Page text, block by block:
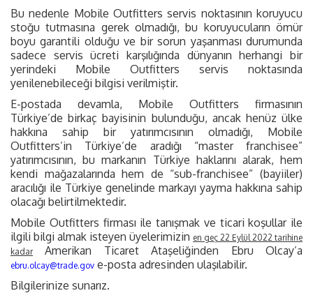
Bu nedenle Mobile Outfitters servis noktasının koruyucu
stoğu tutmasına gerek olmadığı, bu koruyucuların ömür
boyu garantili olduğu ve bir sorun yaşanması durumunda
sadece servis ücreti karşılığında dünyanın herhangi bir
yerindeki Mobile Outfitters servis noktasında
yenilenebileceği bilgisi verilmiştir.
E-postada devamla, Mobile Outfitters firmasının
Türkiye’de birkaç bayisinin bulunduğu, ancak henüz ülke
hakkına sahip bir yatırımcısının olmadığı, Mobile
Outfitters’in Türkiye’de aradığı “master franchisee”
yatırımcısının, bu markanın Türkiye haklarını alarak, hem
kendi mağazalarında hem de “sub-franchisee” (bayiiler)
aracılığı ile Türkiye genelinde markayı yayma hakkına sahip
olacağı belirtilmektedir.
Mobile Outfitters firması ile tanışmak ve ticari koşullar ile
ilgili bilgi almak isteyen üyelerimizin en geç 22 Eylül 2022 tarihine
kadarAmerikan Ticaret Ataşeliğinden Ebru Olcay’a
ebru.olcay@trade.gov e-posta adresinden ulaşılabilir.
Bilgilerinize sunarız.